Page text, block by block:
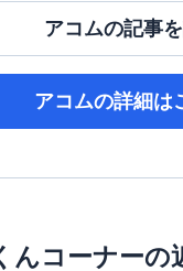
アコムの記事
アコムの詳細は
んコーナーの